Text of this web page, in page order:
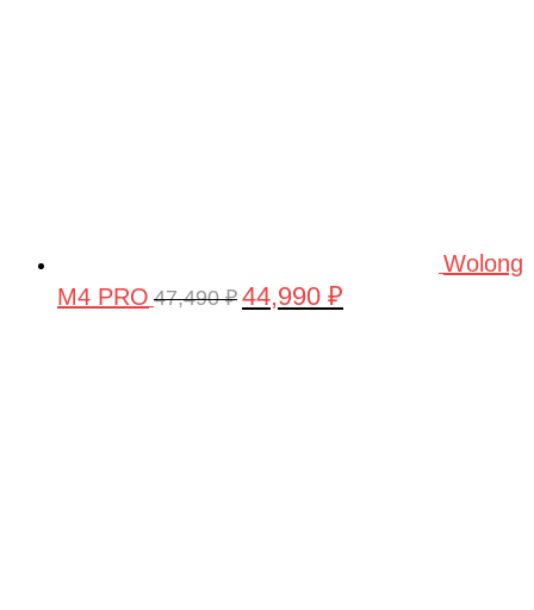
Wolong
M4 PRO 47,490₽ Первоначальная
44,990 ₽